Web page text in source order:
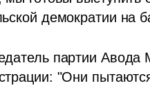
демократии на
партии Авода
"Они